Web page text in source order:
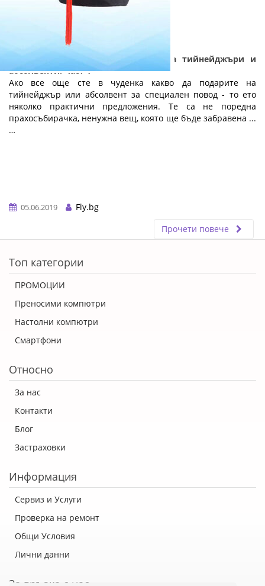
Практични и полезни подаръци за тийнейджъри и
абсолвенти: Част 1
Ако все още сте в чуденка какво да подарите на
тийнейджър или абсолвент за специален повод - то ето
няколко практични предложения. Те са не поредна
прахосъбирачка, ненужна вещ, която ще бъде забравена ...
…
05.06.2019
Fly.bg
Прочети повече
Топ категории
ПРОМОЦИИ
Преносими компютри
Настолни компютри
Смартфони
Относно
За нас
Контакти
Блог
Застраховки
Информация
Сервиз и Услуги
Проверка на ремонт
Общи Условия
Лични данни